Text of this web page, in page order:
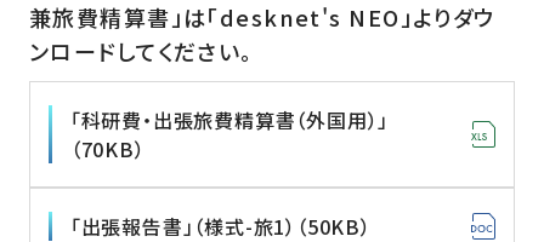
兼旅費精算書」は「desknet's NEO」よりダウ
ンロードしてください。
「科研費・出張旅費精算書（外国用）」
（70KB）
「出張報告書」（様式-旅1）（50KB）